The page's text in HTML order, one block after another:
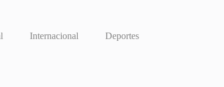
Internacional Deportes